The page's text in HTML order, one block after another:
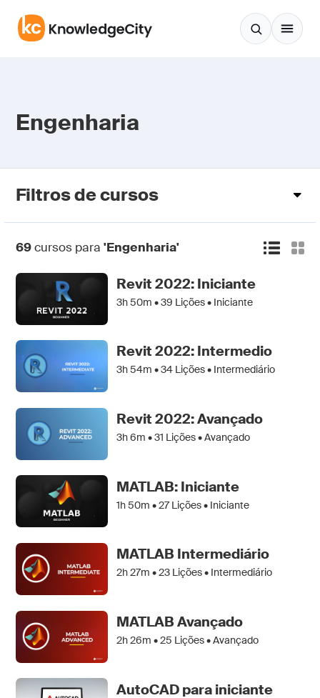
Engenharia
Filtros de cursos
69cursos para 'Engenharia'
Revit 2022: Iniciante
3h 50m •39 Lições • Iniciante
Revit 2022: Intermedio
3h 54m •34 Lições • Intermediário
Revit 2022: Avançado
3h 6m •31 Lições • Avançado
MATLAB: Iniciante
1h 50m •27Lições • Iniciante
MATLAB Intermediário
2h 27m •23 Lições • Intermediário
MATLAB Avançado
2h 26m •25 Lições • Avançado
AutoCAD para iniciante